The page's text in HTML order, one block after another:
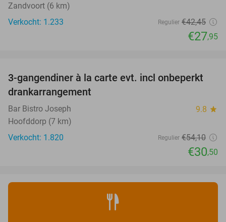
Zandvoort (6 km)
Verkocht: 1.233
Regulier €42,45
€27,95
44%
3-gangendiner à la carte evt. incl onbeperkt
drankarrangement
Bar Bistro Joseph 9.8 star
Hoofddorp (7 km)
Verkocht: 1.820
Regulier €54,10
€30,50